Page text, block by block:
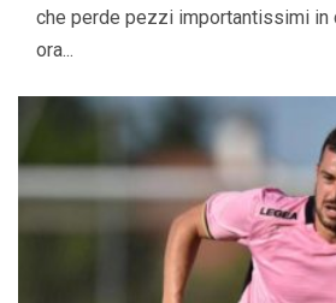
che perde pezzi importantissimi in
ora...